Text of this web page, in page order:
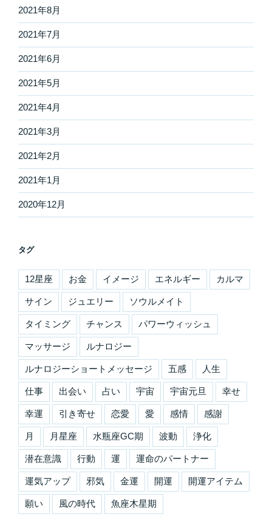
2021年8月
2021年7月
2021年6月
2021年5月
2021年4月
2021年3月
2021年2月
2021年1月
2020年12月
タグ
12星座 お金 イメージ エネルギー カルマ
サイン ジュエリー ソウルメイト
タイミング チャンス パワーウィッシュ
マッサージ ルナロジー
ルナロジーショートメッセージ 五感 人生
仕事 出会い 占い 宇宙 宇宙元旦 幸せ
幸運 引き寄せ 恋愛 愛 感情 感謝
月 月星座 水瓶座GC期 波動 浄化
潜在意識 行動 運 運命のパートナー
運気アップ 邪気 金運 開運 開運アイテム
願い 風の時代 魚座木星期